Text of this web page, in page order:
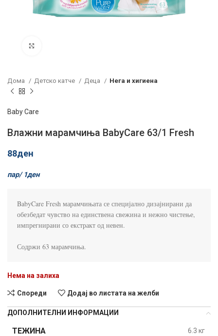
Дома Детско катче Деца Нега и хигиена
Baby Care
Влажни марамчиња BabyCare 63/1 Fresh
88ден
пар/ 1ден
BabyCare Fresh марамчињата се специјално дизајнирани да
обезбедат чувство на единствена свежина и нежно чистење,
импрегнирани со екстракт од невен.
Содржи 63 марамчиња.
Нема на залиха
Спореди Додај во листата на желби
ДОПОЛНИТЕЛНИ ИНФОРМАЦИИ
ТЕЖИНА 6.3 кг